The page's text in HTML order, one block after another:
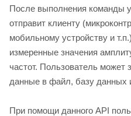
После выполнения команды
отправит клиенту
мобильному устройству и
измеренные значения
частот. Пользователь может
данные в файл, базу данных
При помощи данного API